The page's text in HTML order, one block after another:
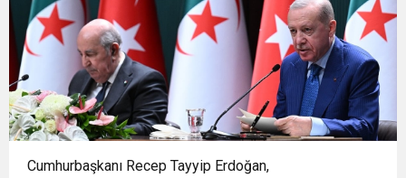
ŞAKRAK
16:29 Nilüfer’de kaldırımlar temizlendi
14:43 ASLI HÜNEL’DEN AÇIKHAVA’DA MÜZİK
Cumhurbaşkanı Recep Tayyip Erdoğan,